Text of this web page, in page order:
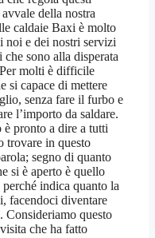
della nostra
caldaie Baxi è molto
noi e dei nostri servizi
sono alla disperata
molti è difficile
si capace di mettere
senza fare il furbo e
l’importo da saldare.
pronto a dire a tutti
trovare in questo
segno di quanto
si è aperto è quello
indica quanto la
facendoci diventare
Consideriamo questo
che ha fatto